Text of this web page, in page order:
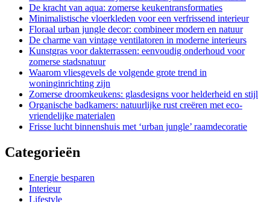
De kracht van aqua: zomerse keukentransformaties
Minimalistische vloerkleden voor een verfrissend interieur
Floraal urban jungle decor: combineer modern en natuur
De charme van vintage ventilatoren in moderne interieurs
Kunstgras voor dakterrassen: eenvoudig onderhoud voor
zomerse stadsnatuur
Waarom vliesgevels de volgende grote trend in
woninginrichting zijn
Zomerse droomkeukens: glasdesigns voor helderheid en stijl
Organische badkamers: natuurlijke rust creëren met eco-
vriendelijke materialen
Frisse lucht binnenshuis met ‘urban jungle’ raamdecoratie
Categorieën
Energie besparen
Interieur
Lifestyle